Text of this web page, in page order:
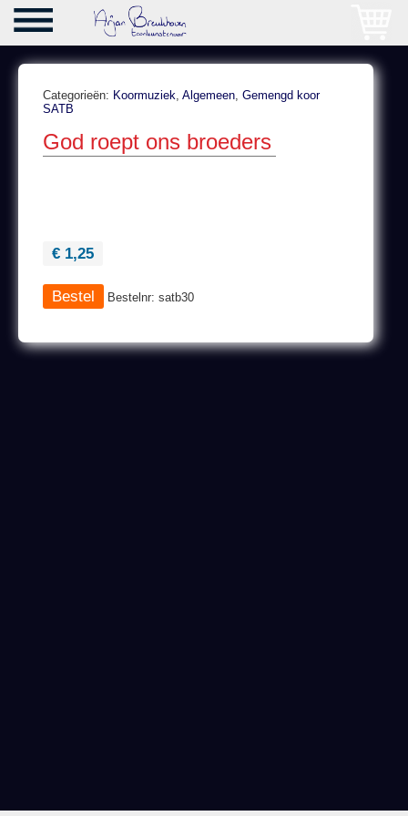
Categorieën: Koormuziek, Algemeen, Gemengd koor
SATB
God roept ons broeders
€ 1,25
Bestelnr: satb30